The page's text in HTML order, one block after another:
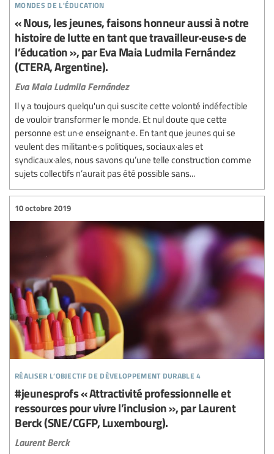
mondes de l'éducation
« Nous, les jeunes, faisons honneur aussi à notre
histoire de lutte en tant que travailleur·euse·s de
l’éducation », par Eva Maia Ludmila Fernández
(CTERA, Argentine).
Eva Maia Ludmila Fernández
Il y a toujours quelqu'un qui suscite cette volonté indéfectible
de vouloir transformer le monde. Et nul doute que cette
personne est un·e enseignant·e. En tant que jeunes qui se
veulent des militant·e·s politiques, sociaux·ales et
syndicaux·ales, nous savons qu’une telle construction comme
sujets collectifs n’aurait pas été possible sans...
réaliser l’objectif de développement durable 4
10 octobre 2019
#jeunesprofs « Attractivité professionnelle et
ressources pour vivre l’inclusion », par Laurent
Berck (SNE/CGFP, Luxembourg).
Laurent Berck